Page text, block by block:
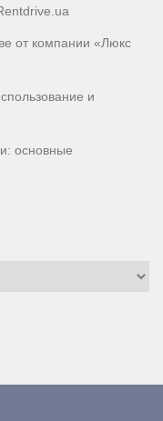
от компании «Люкс
и
основные